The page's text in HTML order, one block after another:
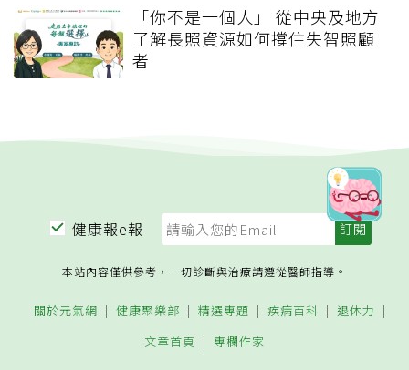
「你不是一個人」 從中央及地方
了解長照資源如何撐住失智照顧
者
健康報e報
本站內容僅供參考，一切診斷與治療請遵從醫師指導。
關於元氣網 健康聚樂部 精選專題 疾病百科
退休力
文章首頁
專欄作家